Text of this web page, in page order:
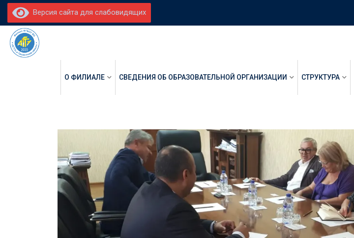
Версия сайта для слабовидящих
О ФИЛИАЛЕ СВЕДЕНИЯ ОБ ОБРАЗОВАТЕЛЬНОЙ ОРГАНИЗАЦИИ СТРУКТУРА